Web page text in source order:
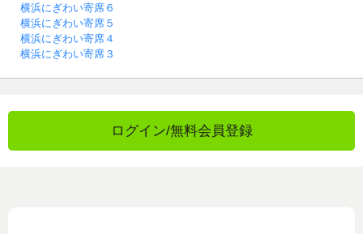
横浜にぎわい寄席６
横浜にぎわい寄席５
横浜にぎわい寄席４
横浜にぎわい寄席３
ログイン/無料会員登録